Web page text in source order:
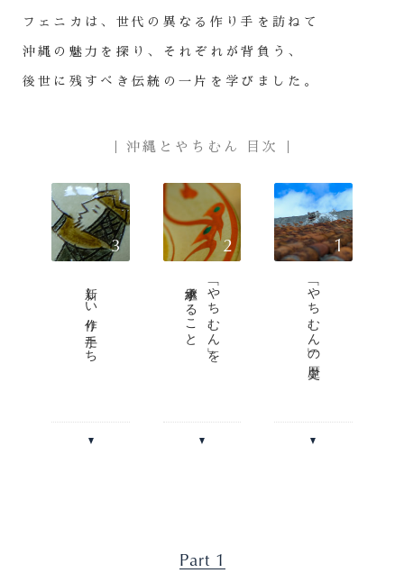
フェニカは、世代の異なる作り手を訪ねて
沖縄の魅力を探り、 それぞれが背負う、
後世に残すべき伝統の一片を学びました。
沖縄とやちむん 目次
3
新しい作り手たち
2
「やちむん」を
継承すること
1
「やちむん」の歴史
Part 1